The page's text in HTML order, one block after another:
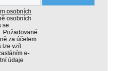
osobních
osobních
se
Požadované
za účelem
lze vzít
e-
údaje